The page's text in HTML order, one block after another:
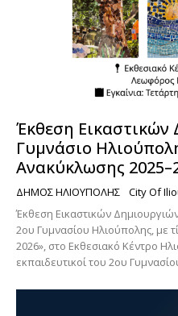
Έκθεση Εικαστικών
Γυμνάσιο
Ανακύκλωσης
ΔΉΜΟΣ ΗΛΙΟΎΠΟΛΗΣ City Of
Έκθεση Εικαστικών
2ου Γυμνασίου Ηλιούπολης, με
2026», στο Εκθεσιακό Κέντρο
εκπαιδευτικοί του 2ου